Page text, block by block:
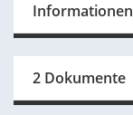
Informationen
2 Dokumente